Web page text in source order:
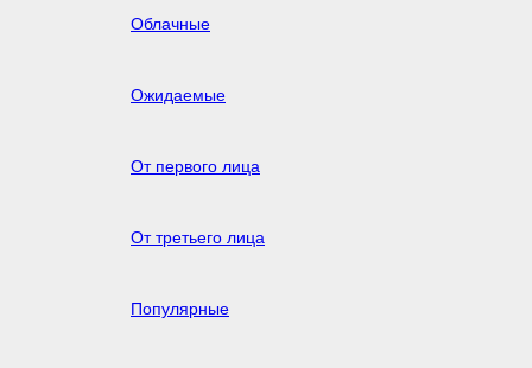
Облачные
Ожидаемые
От первого лица
От третьего лица
Популярные